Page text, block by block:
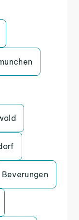
Beverungen